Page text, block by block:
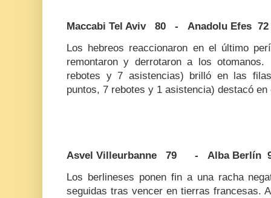
Maccabi Tel Aviv 80 - Anadolu Efes 72
Los hebreos reaccionaron en el último
remontaron y derrotaron a los
rebotes y 7 asistencias) brilló en las
puntos, 7 rebotes y 1 asistencia) destacó en
Asvel Villeurbanne 79 - Alba Berlín
Los berlineses ponen fin a una racha
seguidas tras vencer en tierras francesas.